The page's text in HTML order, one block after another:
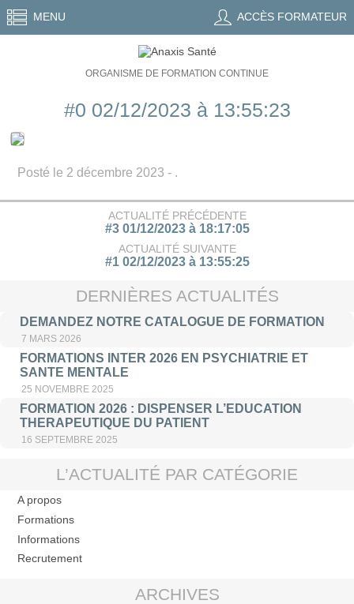
MENU ACCÈS FORMATEUR
ORGANISME DE FORMATION CONTINUE
#0 02/12/2023 à 13:55:23
Posté le 2 décembre 2023 - .
ACTUALITÉ PRÉCÉDENTE
#3 01/12/2023 à 18:17:05
ACTUALITÉ SUIVANTE
#1 02/12/2023 à 13:55:25
DERNIÈRES ACTUALITÉS
DEMANDEZ NOTRE CATALOGUE DE FORMATION
7 MARS 2026
FORMATIONS INTER 2026 EN PSYCHIATRIE ET
SANTE MENTALE
25 NOVEMBRE 2025
FORMATION 2026 : DISPENSER L’EDUCATION
THERAPEUTIQUE DU PATIENT
16 SEPTEMBRE 2025
L’ACTUALITÉ PAR CATÉGORIE
A propos
Formations
Informations
Recrutement
ARCHIVES